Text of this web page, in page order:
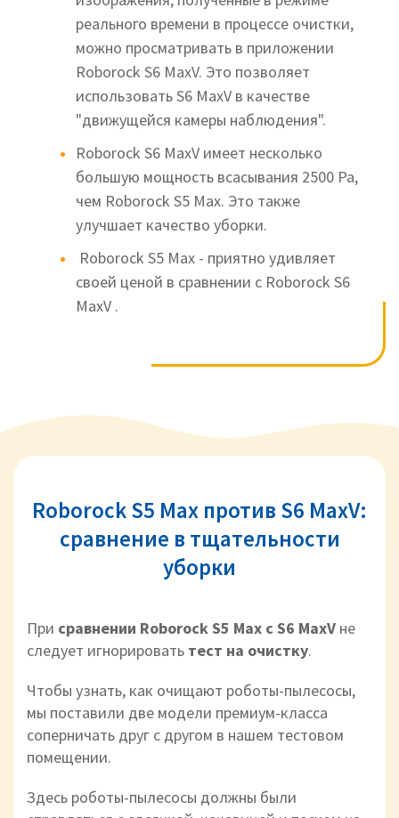
реального времени в процессе очистки,
можно просматривать в приложении
Roborock S6 MaxV. Это позволяет
использовать S6 MaxV в качестве
"движущейся камеры наблюдения".
Roborock S6 MaxV имеет несколько
большую мощность всасывания 2500 Ра,
чем Roborock S5 Max. Это также
улучшает качество уборки.
Roborock S5 Max - приятно удивляет
своей ценой в сравнении с Roborock S6
MaxV .
Roborock S5 Max против S6 MaxV:
сравнение в тщательности
уборки
При сравнении Roborock S5 Max с S6 MaxV не
следует игнорировать тест на очистку.
Чтобы узнать, как очищают роботы-пылесосы,
мы поставили две модели премиум-класса
соперничать друг с другом в нашем тестовом
помещении.
Здесь роботы-пылесосы должны были